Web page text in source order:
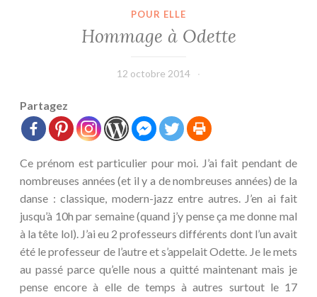
POUR ELLE
Hommage à Odette
12 octobre 2014
Partagez
Ce prénom est particulier pour moi. J’ai fait pendant de
nombreuses années (et il y a de nombreuses années) de la
danse : classique, modern-jazz entre autres. J’en ai fait
jusqu’à 10h par semaine (quand j’y pense ça me donne mal
à la tête lol). J’ai eu 2 professeurs différents dont l’un avait
été le professeur de l’autre et s’appelait Odette. Je le mets
au passé parce qu’elle nous a quitté maintenant mais je
pense encore à elle de temps à autres surtout le 17